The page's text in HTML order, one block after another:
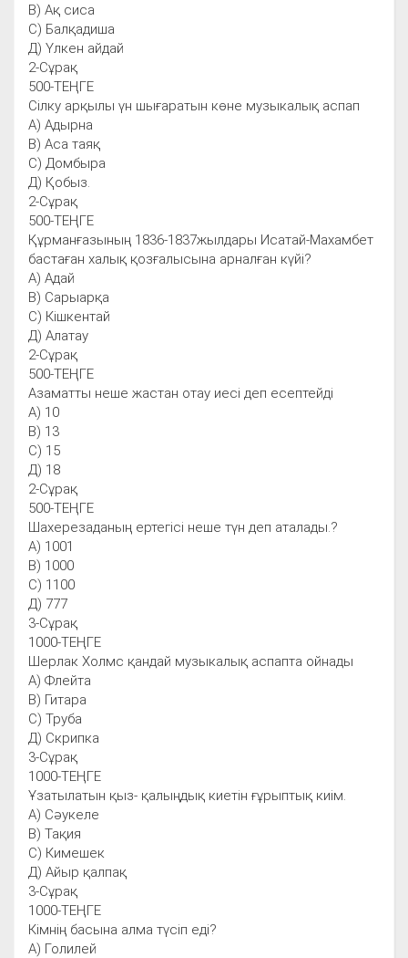
В) Ақ сиса
С) Балқадиша
Д) Үлкен айдай
2-Сұрақ
500-ТЕҢГЕ
Сілку арқылы үн шығаратын көне музыкалық аспап
А) Адырна
В) Аса таяқ
С) Домбыра
Д) Қобыз.
2-Сұрақ
500-ТЕҢГЕ
Құрманғазының 1836-1837жылдары Исатай-Махамбет
бастаған халық қозғалысына арналған күйі?
А) Адай
В) Сарыарқа
С) Кішкентай
Д) Алатау
2-Сұрақ
500-ТЕҢГЕ
Азаматты неше жастан отау иесі деп есептейді
А) 10
В) 13
С) 15
Д) 18
2-Сұрақ
500-ТЕҢГЕ
Шахерезаданың ертегісі неше түн деп аталады.?
А) 1001
В) 1000
С) 1100
Д) 777
3-Сұрақ
1000-ТЕҢГЕ
Шерлак Холмс қандай музыкалық аспапта ойнады
А) Флейта
В) Гитара
С) Труба
Д) Скрипка
3-Сұрақ
1000-ТЕҢГЕ
Ұзатылатын қыз- қалыңдық киетін ғұрыптық киім.
А) Сәукеле
В) Тақия
С) Кимешек
Д) Айыр қалпақ
3-Сұрақ
1000-ТЕҢГЕ
Кімнің басына алма түсіп еді?
А) Голилей